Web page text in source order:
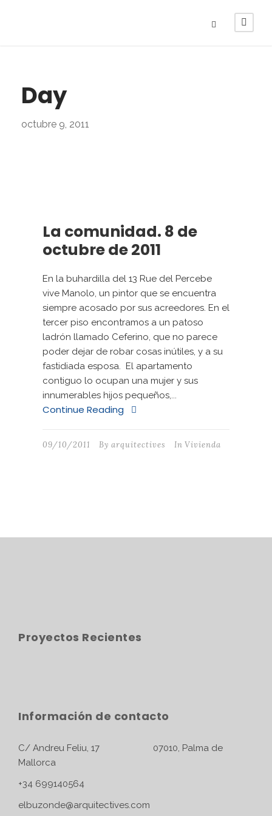
Day
octubre 9, 2011
La comunidad. 8 de
octubre de 2011
En la buhardilla del 13 Rue del Percebe
vive Manolo, un pintor que se encuentra
siempre acosado por sus acreedores. En el
tercer piso encontramos a un patoso
ladrón llamado Ceferino, que no parece
poder dejar de robar cosas inútiles, y a su
fastidiada esposa. El apartamento
contiguo lo ocupan una mujer y sus
innumerables hijos pequeños,...
Continue Reading
09/10/2011 By arquitectives In Vivienda
Proyectos Recientes
Información de contacto
C/ Andreu Feliu, 17 07010, Palma de
Mallorca
+34 699140564
elbuzonde@arquitectives.com